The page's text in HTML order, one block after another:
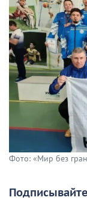
Фото: «Мир без